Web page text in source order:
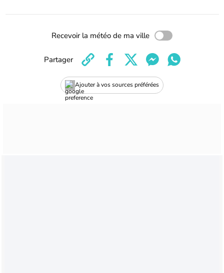
Recevoir la météo de ma ville
Ajouter à vos sources préférées
Partager